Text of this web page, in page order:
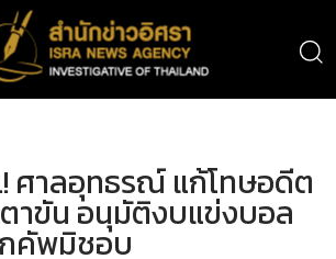
ศาลอุทธรณ์ แก้โทษอดีต
าขัน อนุมัติงบแข่งบอล
คัพมิชอบ